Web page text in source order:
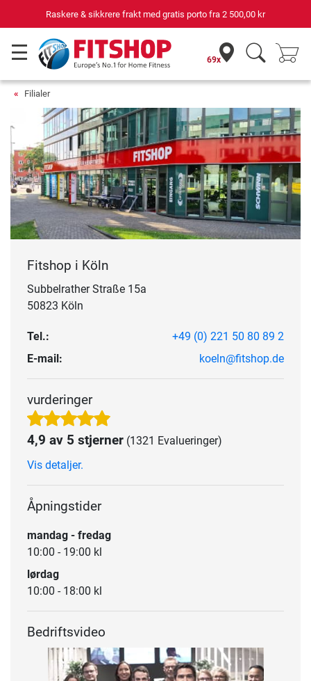
Raskere & sikkrere frakt med gratis porto fra 2 500,00 kr
69x
Filialer
Fitshop i Köln
Subbelrather Straße 15a
50823 Köln
Tel.:
+49 (0) 221 50 80 89 2
E-mail:
koeln@fitshop.de
vurderinger
4,9 av 5 stjerner (1321 Evalueringer)
Vis detaljer.
Åpningstider
mandag - fredag
10:00 - 19:00 kl
lørdag
10:00 - 18:00 kl
Bedriftsvideo